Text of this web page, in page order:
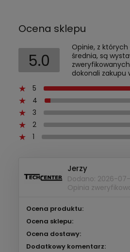
Ocena sklepu
5.0
Opinie, z
średnia, są
dokonali zakupu
5
4
3
2
1
Jerzy
Dodano: 2026-
Opinia
Ocena produktu:
Ocena sklepu:
Ocena dostawy:
Dodatkowy komentarz: